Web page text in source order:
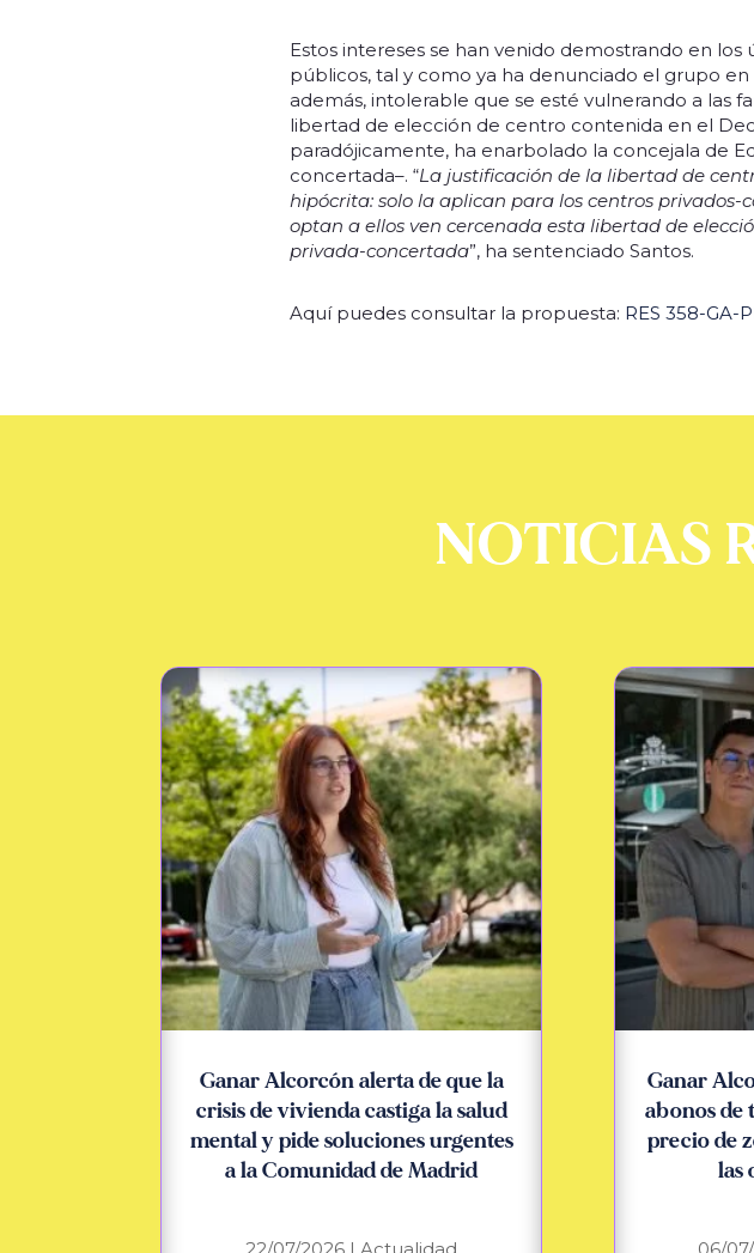
Estos intereses se han venido demostrando en
públicos, tal y como ya ha denunciado el grupo
además, intolerable que se esté vulnerando a las
libertad de elección de centro contenida en el
paradójicamente, ha enarbolado la concejala de
concertada–. “La justificación de la libertad de
hipócrita: solo la aplican para los centros
optan a ellos ven cercenada esta libertad de
privada-concertada”, ha sentenciado Santos.
Aquí puedes consultar la propuesta: RES 358-GA-
NOTICIAS
Ganar Alcorcón alerta de que la
crisis de vivienda castiga la salud
mental y pide soluciones urgentes
a la Comunidad de Madrid
Ganar
abonos de
precio de
las